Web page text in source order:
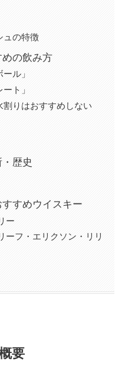
ュの特徴
の飲み方
ル」
ト」
割りはおすすめしない
歴史
すめウイスキー
ー
ーフ・エリクソン・リリ
要